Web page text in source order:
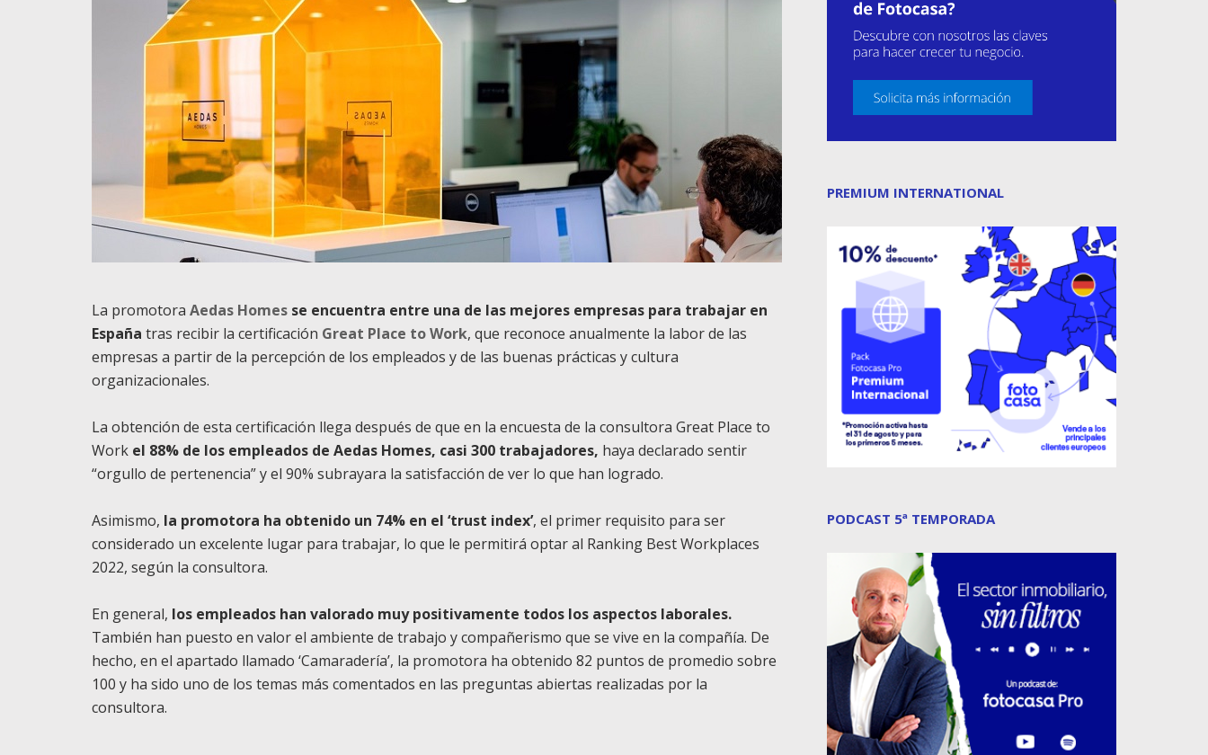
La promotora Aedas Homes se encuentra entre una de las mejores empresas para trabajar en
España tras recibir la certificación Great Place to Work, que reconoce anualmente la labor de las
empresas a partir de la percepción de los empleados y de las buenas prácticas y cultura
organizacionales.
La obtención de esta certificación llega después de que en la encuesta de la consultora Great Place to
Work el 88% de los empleados de Aedas Homes, casi 300 trabajadores, haya declarado sentir
“orgullo de pertenencia” y el 90% subrayara la satisfacción de ver lo que han logrado.
Asimismo, la promotora ha obtenido un 74% en el ‘trust index’, el primer requisito para ser
considerado un excelente lugar para trabajar, lo que le permitirá optar al Ranking Best Workplaces
2022, según la consultora.
En general, los empleados han valorado muy positivamente todos los aspectos laborales.
También han puesto en valor el ambiente de trabajo y compañerismo que se vive en la compañía. De
hecho, en el apartado llamado ‘Camaradería’, la promotora ha obtenido 82 puntos de promedio sobre
100 y ha sido uno de los temas más comentados en las preguntas abiertas realizadas por la
consultora.
PREMIUM INTERNATIONAL
PODCAST 5ª TEMPORADA